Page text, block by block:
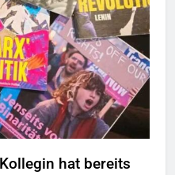
hat bereits